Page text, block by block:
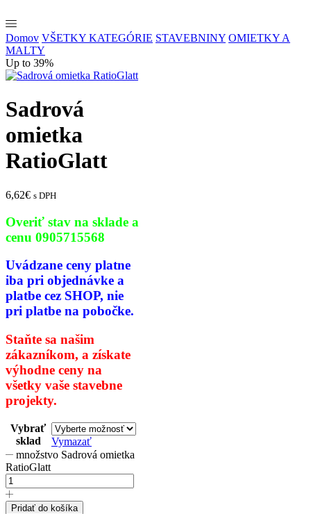
Domov VŠETKY KATEGÓRIE STAVEBNINY OMIETKY A
MALTY
Up to 39%
Sadrová
omietka
RatioGlatt
6,62€ s DPH
Overiť stav na sklade a
cenu 0905715568
Uvádzane ceny platne
iba pri objednávke a
platbe cez SHOP, nie
pri platbe na pobočke.
Staňte sa našim
zákazníkom, a získate
výhodne ceny na
všetky vaše stavebne
projekty.
Vybrať
sklad
Vymazať
množstvo Sadrová omietka
RatioGlatt
Pridať do košíka